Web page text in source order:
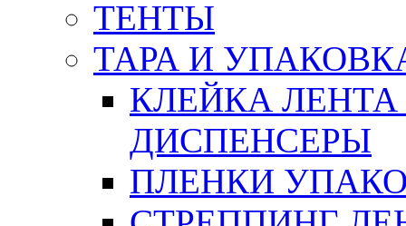
ТЕНТЫ
ТАРА И
КЛЕЙКА
ДИСПЕНСЕРЫ
ПЛЕНКИ